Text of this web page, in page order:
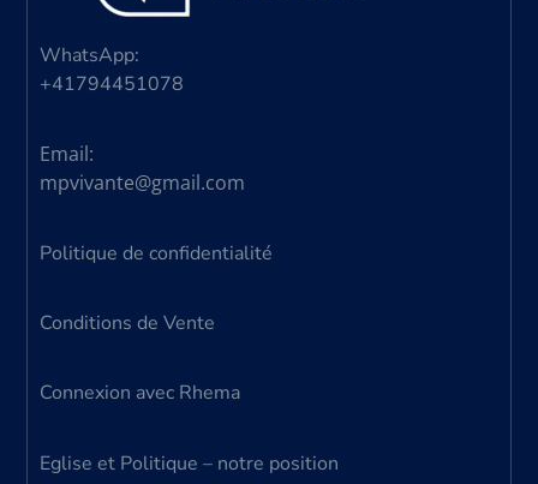
WhatsApp:
+41794451078
Email:
mpvivante@gmail.com
Politique de confidentialité
Conditions de Vente
Connexion avec Rhema
Eglise et Politique – notre position